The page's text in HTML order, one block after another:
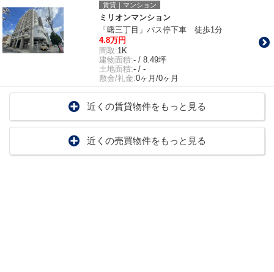
賃貸｜マンション
ミリオンマンション
「曙三丁目」バス停下車 徒歩1分
4.8万円
間取:1K
建物面積:- / 8.49坪
土地面積:- / -
敷金/礼金:0ヶ月/0ヶ月
近くの賃貸物件をもっと見る
近くの売買物件をもっと見る